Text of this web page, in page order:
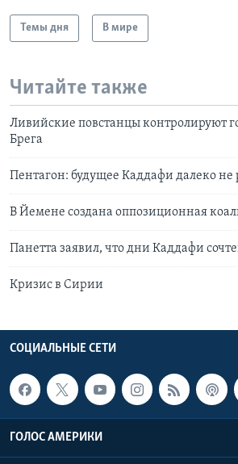
Темы дня В мире
Читайте также
Ливийские повстанцы контролируют
Брега
Пентагон: будущее Каддафи далеко
В Йемене создана оппозиционная
Панетта заявил, что дни Каддафи
Кризис в Сирии
СОЦИАЛЬНЫЕ СЕТИ
ГОЛОС АМЕРИКИ